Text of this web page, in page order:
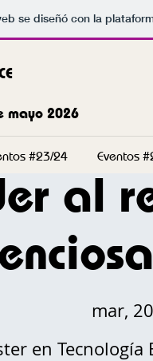
se diseñó con la
mayo 2026
#23/24 Eventos
al
mar,
en Tecnología